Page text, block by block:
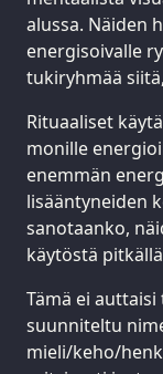
alussa. Näiden
energisoivalle
tukiryhmää
Rituaaliset
monille
enemmän
lisääntyneiden
sanotaanko,
käytöstä
Tämä ei
suunniteltu
mieli/keho/